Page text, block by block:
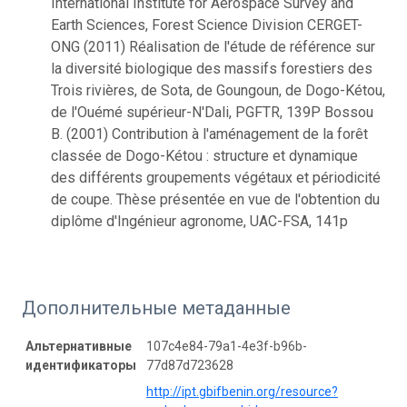
Earth Sciences, Forest Science Division CERGET-
ONG (2011) Réalisation de l'étude de référence sur
la diversité biologique des massifs forestiers des
Trois rivières, de Sota, de Goungoun, de Dogo-Kétou,
de l'Ouémé supérieur-N'Dali, PGFTR, 139P Bossou
B. (2001) Contribution à l'aménagement de la forêt
classée de Dogo-Kétou : structure et dynamique
des différents groupements végétaux et périodicité
de coupe. Thèse présentée en vue de l'obtention du
diplôme d'Ingénieur agronome, UAC-FSA, 141p
Дополнительные метаданные
Альтернативные
идентификаторы
107c4e84-79a1-4e3f-b96b-
77d87d723628
http://ipt.gbifbenin.org/resource?